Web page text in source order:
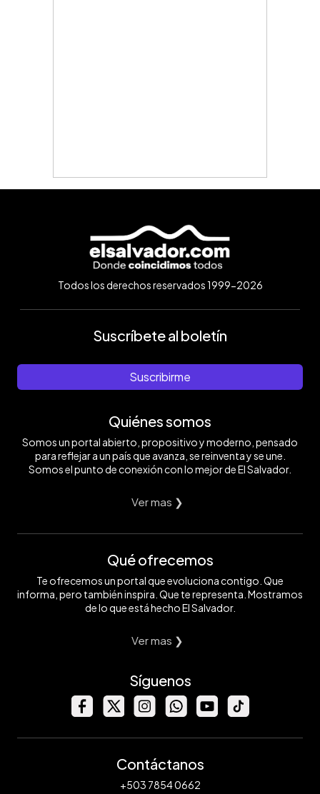
Todos los derechos reservados 1999-2026
Suscríbete al boletín
Suscribirme
Quiénes somos
Somos un portal abierto, propositivo y moderno, pensado
para reflejar a un país que avanza, se reinventa y se une.
Somos el punto de conexión con lo mejor de El Salvador.
Ver mas ❯
Qué ofrecemos
Te ofrecemos un portal que evoluciona contigo. Que
informa, pero también inspira. Que te representa. Mostramos
de lo que está hecho El Salvador.
Ver mas ❯
Síguenos
Contáctanos
+503 7854 0662